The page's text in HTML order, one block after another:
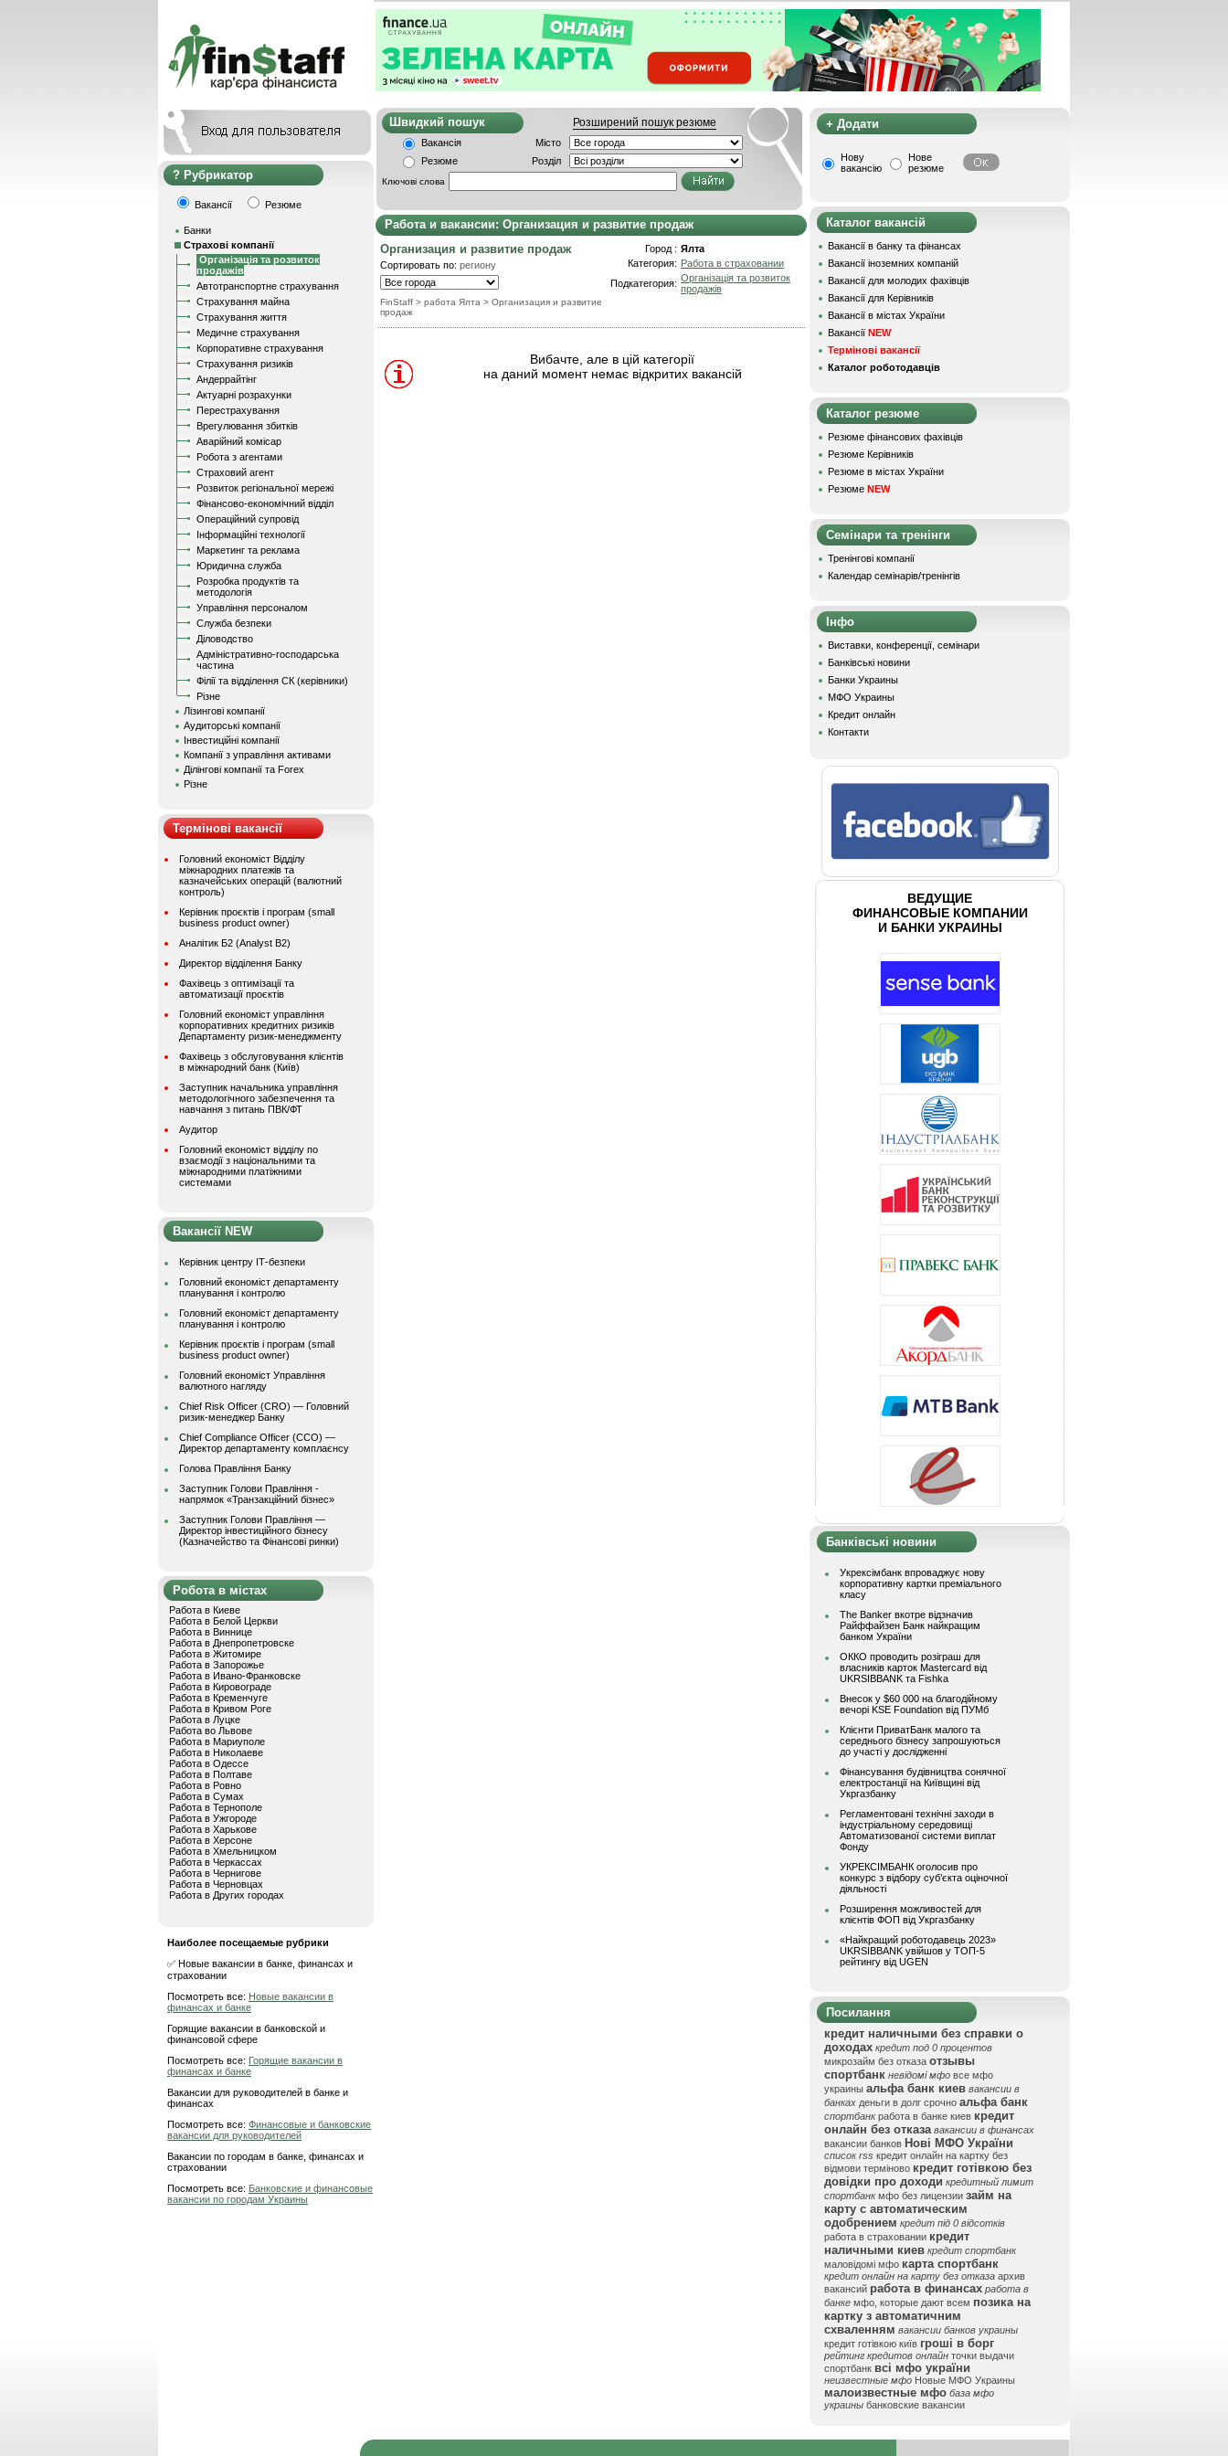
Рубрикатор
Вакансії Резюме
Банки
Страхові компанії
Організація та розвиток
продажів
Автотранспортне страхування
Страхування майна
Страхування життя
Медичне страхування
Корпоративне страхування
Страхування ризиків
Андеррайтінг
Актуарні розрахунки
Перестрахування
Врегулювання збитків
Аварійний комісар
Робота з агентами
Страховий агент
Розвиток регіональної мережі
Фінансово-економічний відділ
Операційний супровід
Інформаційні технології
Маркетинг та реклама
Юридична служба
Розробка продуктів та
методологія
Управління персоналом
Служба безпеки
Діловодство
Адміністративно-господарська
частина
Філії та відділення СК (керівники)
Різне
Лізингові компанії
Аудиторські компанії
Інвестиційні компанії
Компанії з управління активами
Ділінгові компанії та Forex
Різне
Термінові вакансії
Головний економіст Відділу
міжнародних платежів та
казначейських операцій (валютний
контроль)
Керівник проєктів і програм (small
business product owner)
Аналітик Б2 (Analyst B2)
Директор відділення Банку
Фахівець з оптимізації та
автоматизації проєктів
Головний економіст управління
корпоративних кредитних ризиків
Департаменту ризик-менеджменту
Фахівець з обслуговування клієнтів
в міжнародний банк (Київ)
Заступник начальника управління
методологічного забезпечення та
навчання з питань ПВК/ФТ
Аудитор
Головний економіст відділу по
взаємодії з національними та
міжнародними платіжними
системами
Вакансії NEW
Керівник центру ІТ-безпеки
Головний економіст департаменту
планування і контролю
Головний економіст департаменту
планування і контролю
Керівник проєктів і програм (small
business product owner)
Головний економіст Управління
валютного нагляду
Chief Risk Officer (CRO) — Головний
ризик-менеджер Банку
Chief Compliance Officer (CCO) —
Директор департаменту комплаєнсу
Голова Правління Банку
Заступник Голови Правління -
напрямок «Транзакційний бізнес»
Заступник Голови Правління —
Директор інвестиційного бізнесу
(Казначейство та Фінансові ринки)
Робота в містах
Работа в Киеве
Работа в Белой Церкви
Работа в Виннице
Работа в Днепропетровске
Работа в Житомире
Работа в Запорожье
Работа в Ивано-Франковске
Работа в Кировограде
Работа в Кременчуге
Работа в Кривом Роге
Работа в Луцке
Работа во Львове
Работа в Мариуполе
Работа в Николаеве
Работа в Одессе
Работа в Полтаве
Работа в Ровно
Работа в Сумах
Работа в Тернополе
Работа в Ужгороде
Работа в Харькове
Работа в Херсоне
Работа в Хмельницком
Работа в Черкассах
Работа в Чернигове
Работа в Черновцах
Работа в Других городах
Наиболее посещаемые рубрики
✅ Новые вакансии в банке, финансах и
страховании
Посмотреть все: Новые вакансии в
финансах и банке
Горящие вакансии в банковской и
финансовой сфере
Посмотреть все: Горящие вакансии в
финансах и банке
Вакансии для руководителей в банке и
финансах
Посмотреть все: Финансовые и банковские
вакансии для руководителей
Вакансии по городам в банке, финансах и
страховании
Посмотреть все: Банковские и финансовые
вакансии по городам Украины
Швидкий пошук Розширений пошук резюме
Вакансія
Місто
Резюме
Розділ
Ключові слова
Работа и вакансии: Организация и развитие продаж
Организация и развитие продаж
Сортировать по: региону
FinStaff > работа Ялта > Организация и развитие
продаж
Город : Ялта
Категория: Работа в страховании
Подкатегория: Організація та розвиток
продажів
Вибачте, але в цій категорії
на даний момент немає відкритих вакансій
+ Додати
Нову
вакансію
Нове
резюме
Каталог вакансій
Вакансії в банку та фінансах
Вакансії іноземних компаній
Вакансії для молодих фахівців
Вакансії для Керівників
Вакансії в містах України
Вакансії NEW
Термінові вакансії
Каталог роботодавців
Каталог резюме
Резюме фінансових фахівців
Резюме Керівників
Резюме в містах України
Резюме NEW
Семінари та тренінги
Тренінгові компанії
Календар семінарів/тренінгів
Інфо
Виставки, конференції, семінари
Банківські новини
Банки Украины
МФО Украины
Кредит онлайн
Контакти
ВЕДУЩИЕ
ФИНАНСОВЫЕ КОМПАНИИ
И БАНКИ УКРАИНЫ
Банківські новини
Укрексімбанк впроваджує нову
корпоративну картки преміального
класу
The Banker вкотре відзначив
Райффайзен Банк найкращим
банком України
ОККО проводить розіграш для
власників карток Mastercard від
UKRSIBBANK та Fishka
Внесок у $60 000 на благодійному
вечорі KSE Foundation від ПУМб
Клієнти ПриватБанк малого та
середнього бізнесу запрошуються
до участі у дослідженні
Фінансування будівництва сонячної
електростанції на Київщині від
Укргазбанку
Регламентовані технічні заходи в
індустріальному середовищі
Автоматизованої системи виплат
Фонду
УКРЕКСІМБАНК оголосив про
конкурс з відбору суб’єкта оціночної
діяльності
Розширення можливостей для
клієнтів ФОП від Укргазбанку
«Найкращий роботодавець 2023»
UKRSIBBANK увійшов у ТОП-5
рейтингу від UGEN
Посилання
кредит наличными без справки о
доходах кредит под 0 процентов
микрозайм без отказа отзывы
спортбанк невідомі мфо все мфо
украины альфа банк киев вакансии в
банках деньги в долг срочно альфа банк
спортбанк работа в банке киев кредит
онлайн без отказа вакансии в финансах
вакансии банков Нові МФО України
список rss кредит онлайн на картку без
відмови терміново кредит готівкою без
довідки про доходи кредитный лимит
спортбанк мфо без лицензии займ на
карту с автоматическим
одобрением кредит під 0 відсотків
работа в страховании кредит
наличными киев кредит спортбанк
маловідомі мфо карта спортбанк
кредит онлайн на карту без отказа архив
вакансий работа в финансах работа в
банке мфо, которые дают всем позика на
картку з автоматичним
схваленням вакансии банков украины
кредит готівкою київ гроші в борг
рейтинг кредитов онлайн точки выдачи
спортбанк всі мфо україни
неизвестные мфо Новые МФО Украины
малоизвестные мфо база мфо
украины банковские вакансии